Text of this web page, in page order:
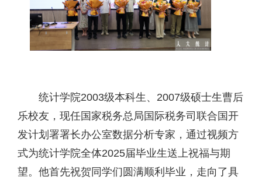
统计学院2003级本科生、2007级硕士生曹后
乐校友，现任国家税务总局国际税务司联合国开
发计划署署长办公室数据分析专家，通过视频方
式为统计学院全体2025届毕业生送上祝福与期
望。他首先祝贺同学们圆满顺利毕业，走向了具